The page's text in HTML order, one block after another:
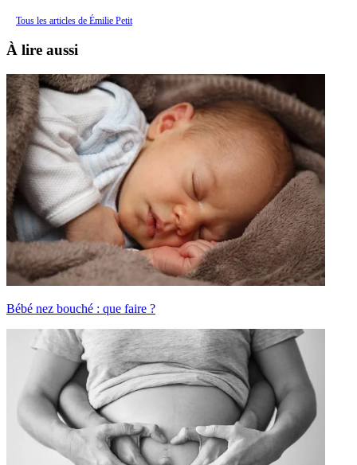
Tous les articles de Émilie Petit
À lire aussi
Bébé nez bouché : que faire ?